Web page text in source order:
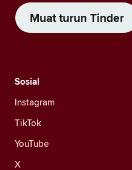
Muat turun Tinder
Sosial
Instagram
TikTok
YouTube
X